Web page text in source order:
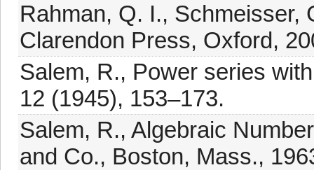
Rahman, Q. I., Schmeisser,
Clarendon Press, Oxford,
Salem, R., Power series
12 (1945), 153–173.
Salem, R., Algebraic
and Co., Boston, Mass.,